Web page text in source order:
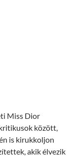
Miss Dior
között,
is kirukkoljon
akik élvezik